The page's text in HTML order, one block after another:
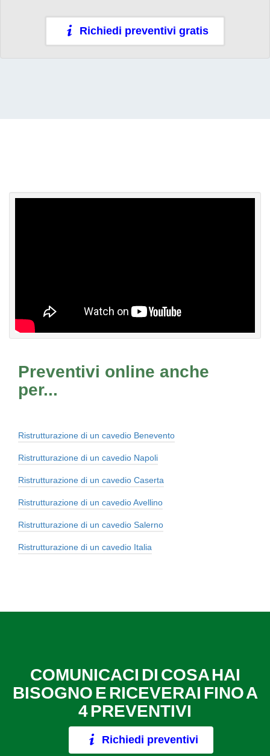
Richiedi preventivi gratis
Preventivi online anche
per...
Ristrutturazione di un cavedio Benevento
Ristrutturazione di un cavedio Napoli
Ristrutturazione di un cavedio Caserta
Ristrutturazione di un cavedio Avellino
Ristrutturazione di un cavedio Salerno
Ristrutturazione di un cavedio Italia
COMUNICACI DI COSA HAI
BISOGNO E RICEVERAI FINO A
4 PREVENTIVI
Richiedi preventivi